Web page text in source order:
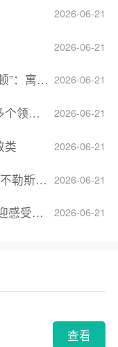
2026-06-21
2026-06-21
2026-06-21
精神力量
2026-06-21
键阶段”
2026-06-21
类
2026-06-21
席执行官
2026-06-21
实中国
查看